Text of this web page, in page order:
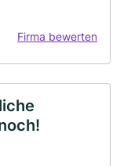
Firma bewerten